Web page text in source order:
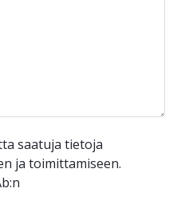
saatuja tietoja
ja toimittamiseen.